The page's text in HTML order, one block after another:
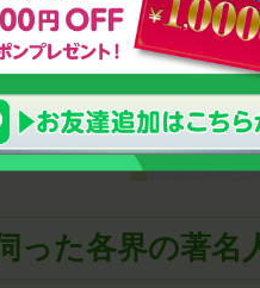
師
波
った各界の著名